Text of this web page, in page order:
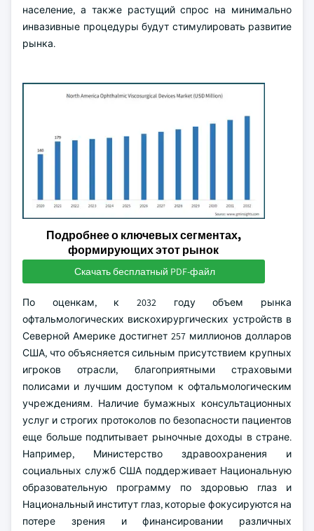
население, а также растущий спрос на минимально
инвазивные процедуры будут стимулировать развитие
рынка.
Подробнее о ключевых сегментах,
формирующих этот рынок
Скачать бесплатный PDF-файл
По оценкам, к 2032 году объем рынка
офтальмологических вискохирургических устройств в
Северной Америке достигнет 257 миллионов долларов
США, что объясняется сильным присутствием крупных
игроков отрасли, благоприятными страховыми
полисами и лучшим доступом к офтальмологическим
учреждениям. Наличие бумажных консультационных
услуг и строгих протоколов по безопасности пациентов
еще больше подпитывает рыночные доходы в стране.
Например, Министерство здравоохранения и
социальных служб США поддерживает Национальную
образовательную программу по здоровью глаз и
Национальный институт глаз, которые фокусируются на
потере зрения и финансировании различных